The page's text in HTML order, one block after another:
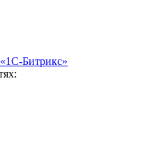
«1С-Битрикс»